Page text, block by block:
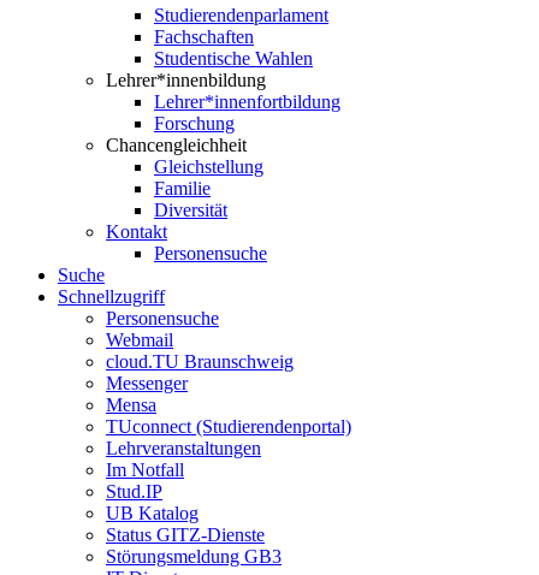
Studierendenparlament
Fachschaften
Studentische Wahlen
Lehrer*innenbildung
Lehrer*innenfortbildung
Forschung
Chancengleichheit
Gleichstellung
Familie
Diversität
Kontakt
Personensuche
Suche
Schnellzugriff
Personensuche
Webmail
cloud.TU Braunschweig
Messenger
Mensa
TUconnect (Studierendenportal)
Lehrveranstaltungen
Im Notfall
Stud.IP
UB Katalog
Status GITZ-Dienste
Störungsmeldung GB3